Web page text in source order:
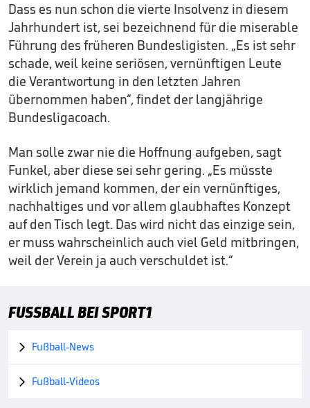
Dass es nun schon die vierte Insolvenz in diesem
Jahrhundert ist, sei bezeichnend für die miserable
Führung des früheren Bundesligisten. „Es ist sehr
schade, weil keine seriösen, vernünftigen Leute
die Verantwortung in den letzten Jahren
übernommen haben“, findet der langjährige
Bundesligacoach.
Man solle zwar nie die Hoffnung aufgeben, sagt
Funkel, aber diese sei sehr gering. „Es müsste
wirklich jemand kommen, der ein vernünftiges,
nachhaltiges und vor allem glaubhaftes Konzept
auf den Tisch legt. Das wird nicht das einzige sein,
er muss wahrscheinlich auch viel Geld mitbringen,
weil der Verein ja auch verschuldet ist.“
FUSSBALL BEI SPORT1
 Fußball-News
 Fußball-Videos